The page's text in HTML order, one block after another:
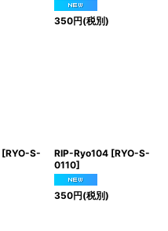
350円(税別)
[RYO-S-
RIP-Ryo104 [RYO-S-
0110]
350円(税別)